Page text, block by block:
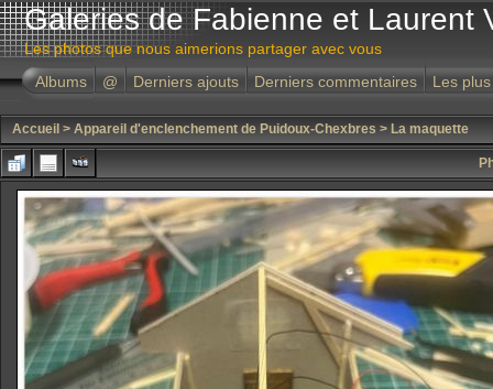
Galeries de Fabienne et Laurent
Les photos que nous aimerions partager avec vous
Albums
@ Derniers ajouts Derniers commentaires Les
Accueil > Appareil d'enclenchement de Puidoux-Chexbres > La maquette